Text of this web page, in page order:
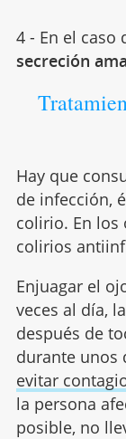
4 - En el caso
secreción
Hay que
de infección,
colirio. En los
colirios
Enjuagar el
veces al día,
después de
durante unos
evitar
la persona
posible, no